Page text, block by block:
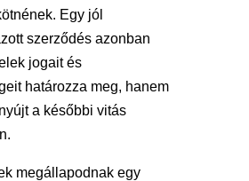
Egy jól
szerződés azonban
jogait és
határozza meg, hanem
a későbbi vitás
megállapodnak egy